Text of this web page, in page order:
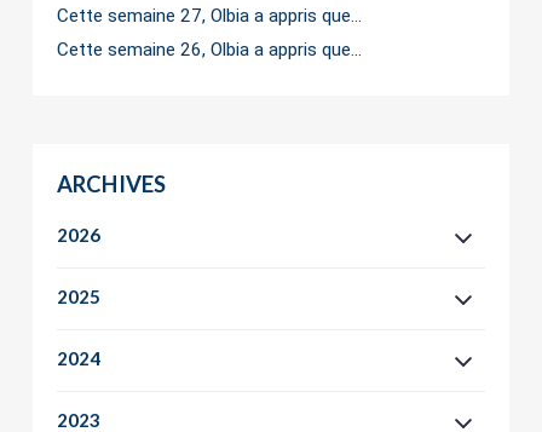
Cette semaine 27, Olbia a appris que…
Cette semaine 26, Olbia a appris que…
ARCHIVES
2026
2025
2024
2023